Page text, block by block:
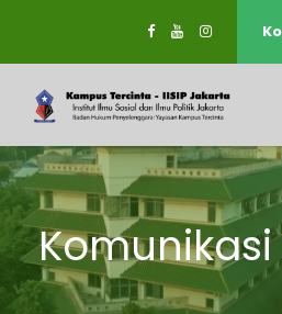
Komunikasi